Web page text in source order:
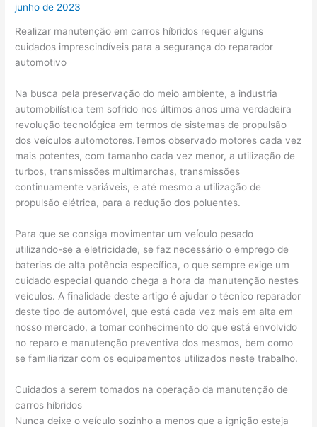
junho de 2023
Realizar manutenção em carros híbridos requer alguns
cuidados imprescindíveis para a segurança do reparador
automotivo
Na busca pela preservação do meio ambiente, a industria
automobilística tem sofrido nos últimos anos uma verdadeira
revolução tecnológica em termos de sistemas de propulsão
dos veículos automotores.Temos observado motores cada vez
mais potentes, com tamanho cada vez menor, a utilização de
turbos, transmissões multimarchas, transmissões
continuamente variáveis, e até mesmo a utilização de
propulsão elétrica, para a redução dos poluentes.
Para que se consiga movimentar um veículo pesado
utilizando-se a eletricidade, se faz necessário o emprego de
baterias de alta potência específica, o que sempre exige um
cuidado especial quando chega a hora da manutenção nestes
veículos. A finalidade deste artigo é ajudar o técnico reparador
deste tipo de automóvel, que está cada vez mais em alta em
nosso mercado, a tomar conhecimento do que está envolvido
no reparo e manutenção preventiva dos mesmos, bem como
se familiarizar com os equipamentos utilizados neste trabalho.
Cuidados a serem tomados na operação da manutenção de
carros híbridos
Nunca deixe o veículo sozinho a menos que a ignição esteja